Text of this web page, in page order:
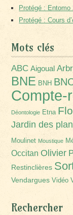
Protégé : Entomo
Protégé : Cours
Mots clés
ABC Aigoual
BNE BNH
Compte-
Déontologie Etna
Jardin des
Moulinet Moustique
Occitan Olivier
Restinclières
Vendargues Vidéo
Rechercher